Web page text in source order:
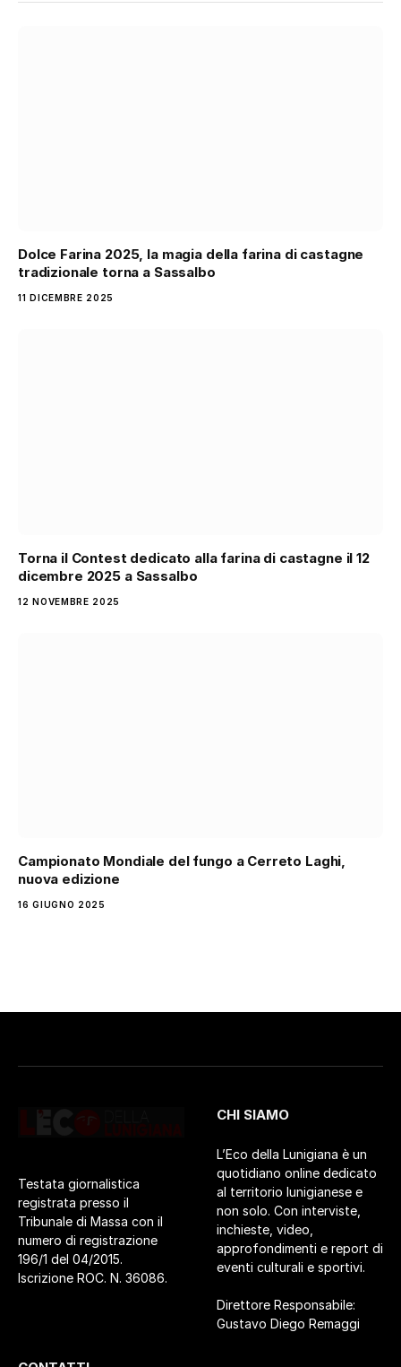
Dolce Farina 2025, la magia della farina di castagne
tradizionale torna a Sassalbo
11 DICEMBRE 2025
Torna il Contest dedicato alla farina di castagne il 12
dicembre 2025 a Sassalbo
12 NOVEMBRE 2025
Campionato Mondiale del fungo a Cerreto Laghi,
nuova edizione
16 GIUGNO 2025
Testata giornalistica
registrata presso il
Tribunale di Massa con il
numero di registrazione
196/1 del 04/2015.
Iscrizione ROC. N. 36086.
CHI SIAMO
L’Eco della Lunigiana è un
quotidiano online dedicato
al territorio lunigianese e
non solo. Con interviste,
inchieste, video,
approfondimenti e report di
eventi culturali e sportivi.
Direttore Responsabile:
Gustavo Diego Remaggi